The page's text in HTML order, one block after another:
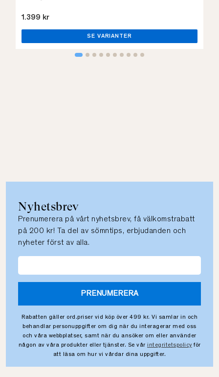
1.399 kr
SE VARIANTER
Nyhetsbrev
Prenumerera på vårt nyhetsbrev, få välkomstrabatt
på 200 kr! Ta del av sömntips, erbjudanden och
nyheter först av alla.
PRENUMERERA
Rabatten gäller ord.priser vid köp över 499 kr. Vi samlar in och
behandlar personuppgifter om dig när du interagerar med oss
och våra webbplatser, samt när du ansöker om eller använder
någon av våra produkter eller tjänster. Se vår integritetspolicy för
att läsa om hur vi vårdar dina uppgifter.